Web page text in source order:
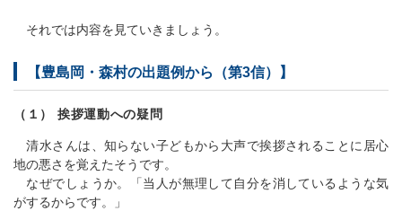
それでは内容を見ていきましょう。
【豊島岡・森村の出題例から（第3信）】
（１） 挨拶運動への疑問
清水さんは、知らない子どもから大声で挨拶されることに居心
地の悪さを覚えたそうです。
なぜでしょうか。「当人が無理して自分を消しているような気
がするからです。」